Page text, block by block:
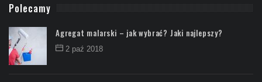
Polecamy
Agregat malarski – jak wybrać? Jaki najlepszy?
2 paź 2018